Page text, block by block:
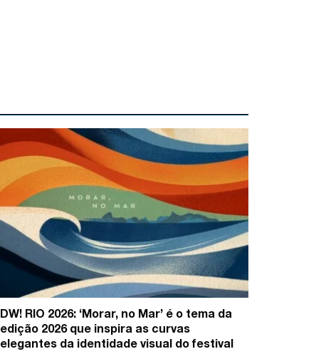
DW! RIO 2026: ‘Morar, no Mar’ é o tema da
edição 2026 que inspira as curvas
elegantes da identidade visual do festival